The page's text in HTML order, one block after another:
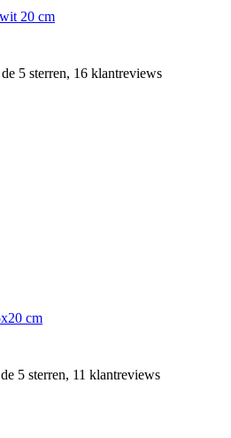
20 cm
5 sterren, 16 klantreviews
cm
5 sterren, 11 klantreviews